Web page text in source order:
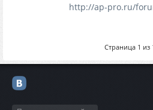
http://ap-pro.ru/
Страница 1 из